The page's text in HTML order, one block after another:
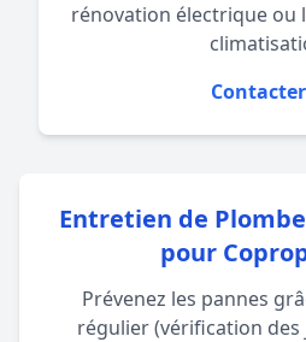
rénovation électrique ou
Entretien de
pour
Prévenez les pannes
régulier (vérification